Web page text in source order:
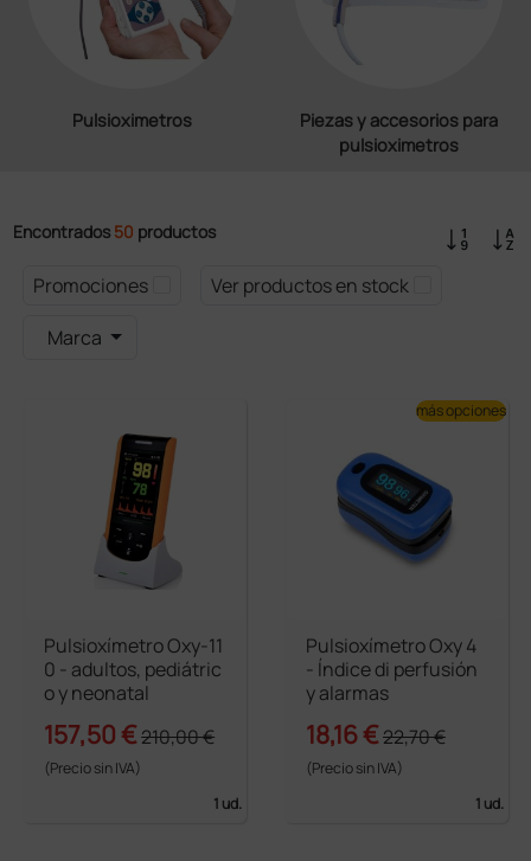
Pulsioximetros
Piezas y accesorios para
pulsioximetros
Encontrados 50 productos
Promociones
Ver productos en stock
Marca
Pulsioxímetro Oxy-11
0 - adultos, pediátric
o y neonatal
157,50 €210,00 €
(Precio sin IVA)
1 ud.
Pulsioxímetro Oxy 4
- Índice di perfusión
y alarmas
18,16 €22,70 €
(Precio sin IVA)
1 ud.
más opciones